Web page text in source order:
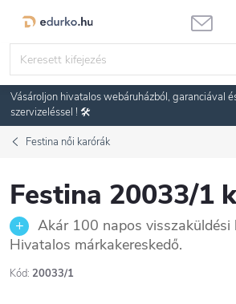
Vásároljon hivatalos webáruházból, garanciával
szervizeléssel ! 🛠️
Festina női karórák
Festina 20033/1
Akár 100 napos visszaküldési
Hivatalos márkakereskedő.
Kód: 20033/1